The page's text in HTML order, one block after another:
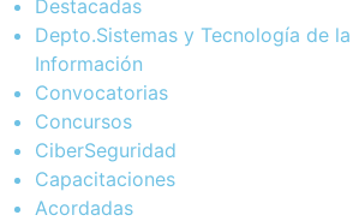
Destacadas
Depto.Sistemas y Tecnología de la
Información
Convocatorias
Concursos
CiberSeguridad
Capacitaciones
Acordadas